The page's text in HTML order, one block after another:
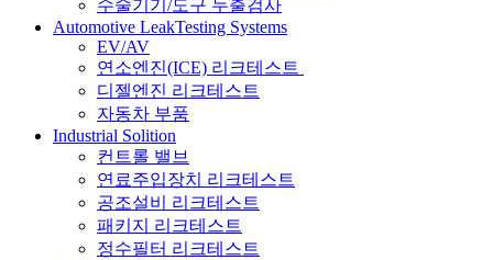
수술기기/도구 누출검사
Automotive LeakTesting Systems
EV/AV
연소엔진(ICE) 리크테스트
디젤엔진 리크테스트
자동차 부품
Industrial Solition
컨트롤 밸브
연료주입장치 리크테스트
공조설비 리크테스트
패키지 리크테스트
정수필터 리크테스트